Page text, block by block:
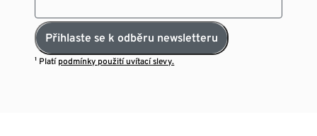
Přihlaste se k odběru newsletteru
¹ Platí podmínky použití uvítací slevy.